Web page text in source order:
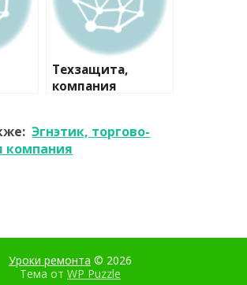
Техзащита,
компания
Эгнэтик, торгово-
компания
Уроки ремонта © 2026
Тема от WP Puzzle